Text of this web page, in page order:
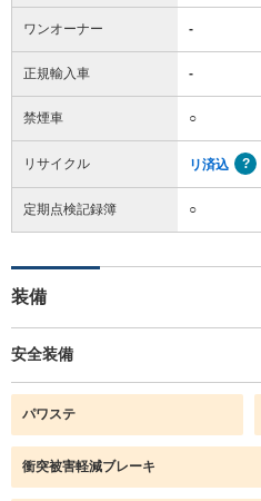
ワンオーナー -
正規輸入車 -
禁煙車 ○
リサイクル リ済込
定期点検記録簿 ○
装備
安全装備
パワステ
衝突被害軽減ブレーキ